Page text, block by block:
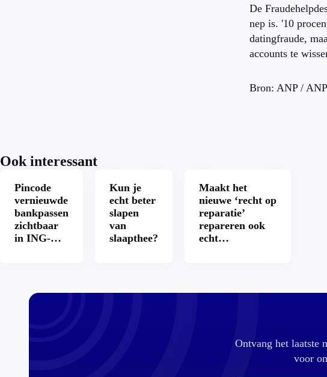
De
nep is. '10
datingfraude,
accounts te
Bron: ANP /
Ook interessant
Pincode
vernieuwde
bankpassen
zichtbaar
in ING-
Kun je
echt beter
slapen
van
slaapthee?
Maakt het
nieuwe ‘recht op
reparatie’
repareren ook
echt
Ontvang het laatste
voor